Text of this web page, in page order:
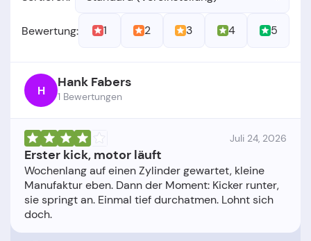
Bewertung: 1 2 3 4 5
H Hank Fabers
1 Bewertungen
Juli 24, 2026
Erster kick, motor läuft
Wochenlang auf einen Zylinder gewartet, kleine
Manufaktur eben. Dann der Moment: Kicker runter,
sie springt an. Einmal tief durchatmen. Lohnt sich